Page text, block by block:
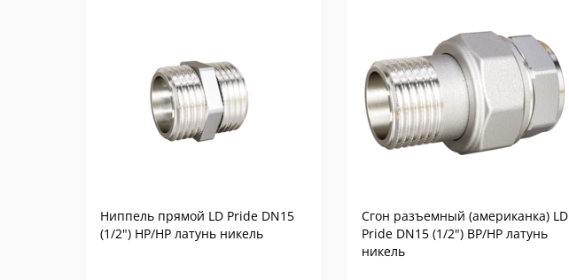
Ниппель прямой LD Pride DN15
(1/2") НР/НР латунь никель
Сгон разъемный (американка) LD
Pride DN15 (1/2") ВР/НР латунь
никель